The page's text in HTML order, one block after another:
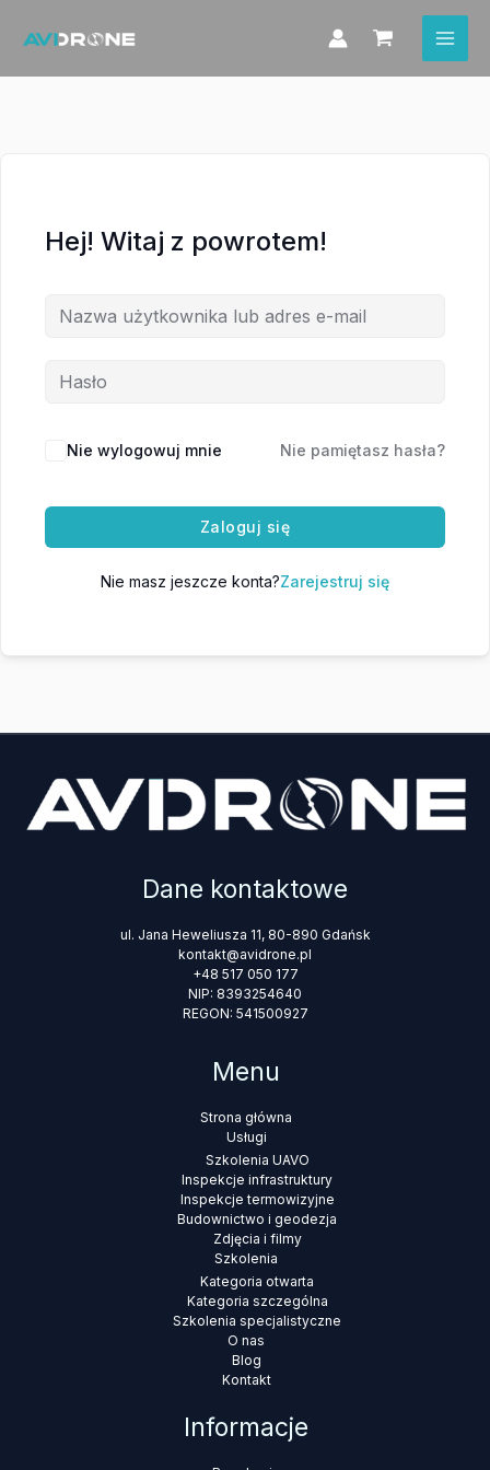
Hej! Witaj z powrotem!
Nie wylogowuj mnie Nie pamiętasz hasła?
Zaloguj się
Nie masz jeszcze konta?Zarejestruj się
Dane kontaktowe
ul. Jana Heweliusza 11, 80-890 Gdańsk
kontakt@avidrone.pl
+48 517 050 177
NIP: 8393254640
REGON: 541500927
Menu
Strona główna
Usługi
Szkolenia UAVO
Inspekcje infrastruktury
Inspekcje termowizyjne
Budownictwo i geodezja
Zdjęcia i filmy
Szkolenia
Kategoria otwarta
Kategoria szczególna
Szkolenia specjalistyczne
O nas
Blog
Kontakt
Informacje